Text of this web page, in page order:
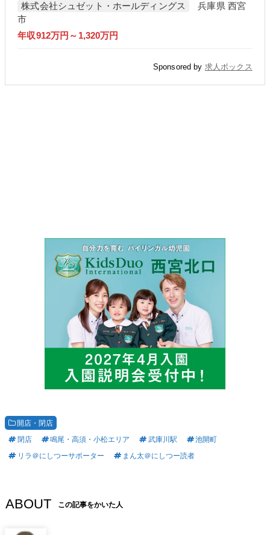
株式会社シュゼット・ホールディングス
兵庫県 西宮
市
年収912万円～1,320万円
Sponsored by 求人ボックス
開店・閉店
閉店
鳴尾・高須・小松エリア 武庫川駅
池開町
リラ＠にしつーサポーター
まん太＠にしつー読者
ABOUT この記事をかいた人